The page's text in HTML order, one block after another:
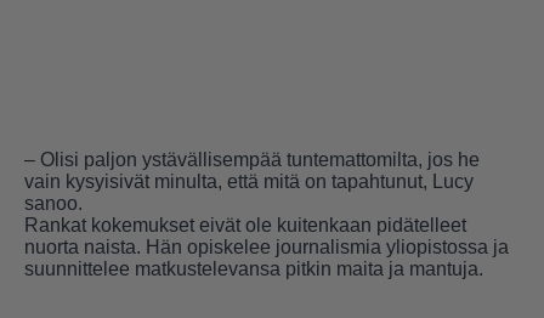
– Olisi paljon ystävällisempää tuntemattomilta, jos he
vain kysyisivät minulta, että mitä on tapahtunut, Lucy
sanoo.
Rankat kokemukset eivät ole kuitenkaan pidätelleet
nuorta naista. Hän opiskelee journalismia yliopistossa ja
suunnittelee matkustelevansa pitkin maita ja mantuja.